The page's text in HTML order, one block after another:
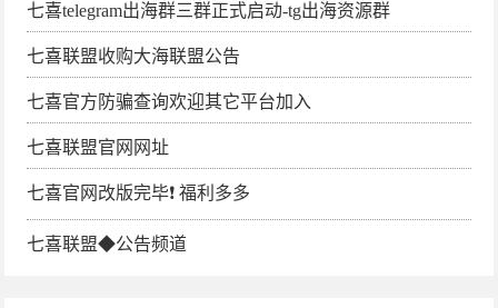
七喜telegram出海群三群正式启动-tg出海资源群
七喜联盟收购大海联盟公告
七喜官方防骗查询欢迎其它平台加入
七喜联盟官网网址
七喜官网改版完毕❗️ 福利多多
七喜联盟◆公告频道